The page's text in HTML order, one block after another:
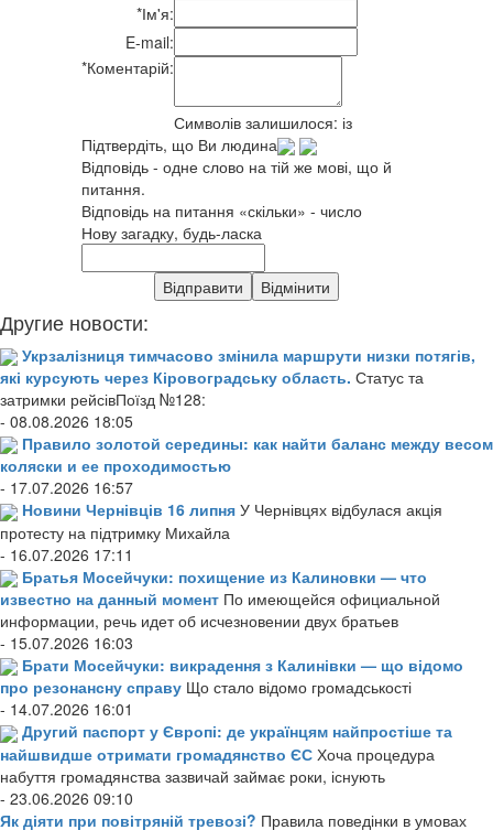
*Ім'я:
E-mail:
*Коментарій:
Символів залишилося: із
Підтвердіть, що Ви людина
Відповідь - одне слово на тій же мові, що й
питання.
Відповідь на питання «скільки» - число
Нову загадку, будь-ласка
Другие новости:
Укрзалізниця тимчасово змінила маршрути низки потягів,
які курсують через Кіровоградську область. Статус та
затримки рейсівПоїзд №128:
- 08.08.2026 18:05
Правило золотой середины: как найти баланс между весом
коляски и ее проходимостью
- 17.07.2026 16:57
Новини Чернівців 16 липня У Чернівцях відбулася акція
протесту на підтримку Михайла
- 16.07.2026 17:11
Братья Мосейчуки: похищение из Калиновки — что
известно на данный момент По имеющейся официальной
информации, речь идет об исчезновении двух братьев
- 15.07.2026 16:03
Брати Мосейчуки: викрадення з Калинівки — що відомо
про резонансну справу Що стало відомо громадськості
- 14.07.2026 16:01
Другий паспорт у Європі: де українцям найпростіше та
найшвидше отримати громадянство ЄС Хоча процедура
набуття громадянства зазвичай займає роки, існують
- 23.06.2026 09:10
Як діяти при повітряній тревозі? Правила поведінки в умовах